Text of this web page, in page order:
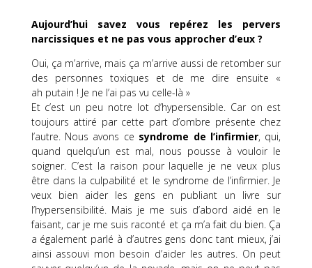
Aujourd’hui savez vous repérez les pervers
narcissiques et ne pas vous approcher d’eux ?
Oui, ça m’arrive, mais ça m’arrive aussi de retomber sur
des personnes toxiques et de me dire ensuite «
ah putain ! Je ne l’ai pas vu celle-là »
Et c’est un peu notre lot d’hypersensible.
Car on est
toujours attiré par cette part d’ombre présente chez
l’autre. Nous avons ce syndrome de l’infirmier, qui,
quand quelqu’un est mal, nous pousse à vouloir le
soigner. C’est la raison pour laquelle je ne veux plus
être dans la culpabilité et le syndrome de l’infirmier. Je
veux bien aider les gens en publiant un livre sur
l’hypersensibilité.
Mais je me suis d’abord aidé en le
faisant, car je me suis raconté et ça m’a fait du bien. Ça
a également parlé à d’autres gens donc tant mieux, j’ai
ainsi assouvi mon besoin d’aider les autres.
On peut